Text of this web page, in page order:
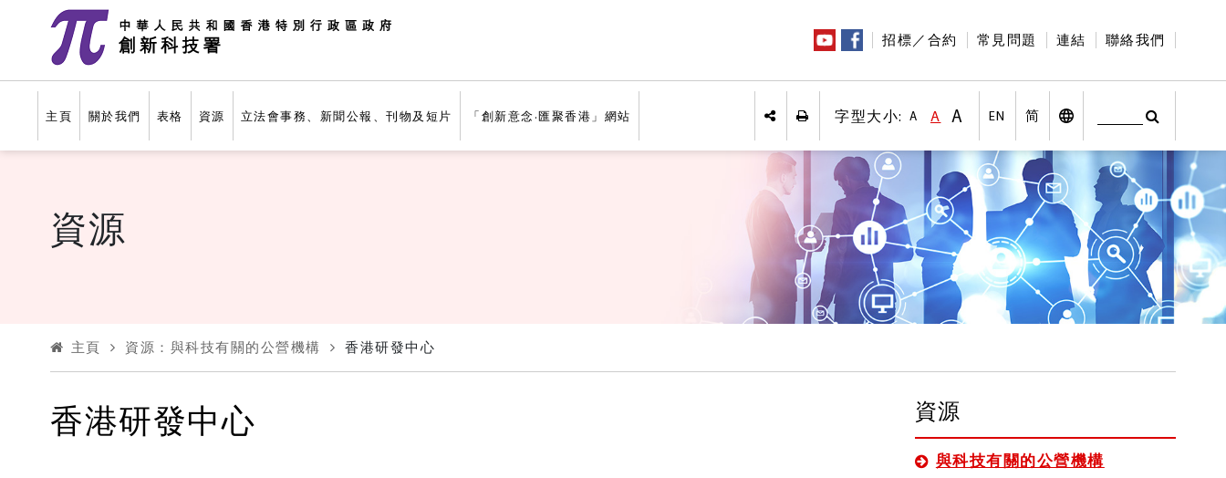
跳至主要內容
招標／合約 常見問題 連結 聯絡我們
主頁 關於我們 表格 資源 立法會事務、新聞公報、刊物及短片 「創新意念·匯聚香港」網站
分享於社交平台
列印 字型大小: A字型大小:較小字體
A字型大小:預設字體大小
A字型大小:較大字體
EN 简
其他語言
搜尋桌面版搜尋
資源
主頁 資源：與科技有關的公營機構 香港研發中心
香港研發中心 資源
與科技有關的公營機構